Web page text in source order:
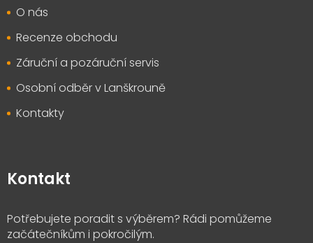
O nás
Recenze obchodu
Záruční a pozáruční servis
Osobní odběr v Lanškrouně
Kontakty
Kontakt